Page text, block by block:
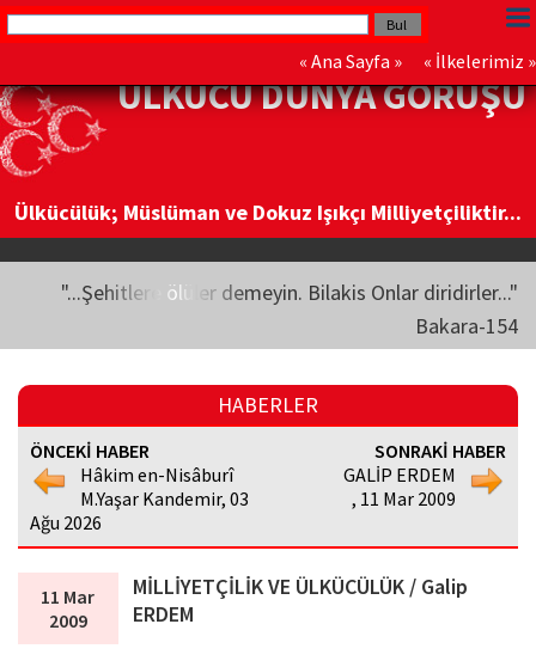
« Ana Sayfa » « İlkelerimiz »
ÜLKÜCÜ DÜNYA GÖRÜŞÜ
Ülkücülük; Müslüman ve Dokuz Işıkçı Milliyetçiliktir...
"...Şehitlere ölüler demeyin. Bilakis Onlar diridirler..."
Bakara-154
HABERLER
ÖNCEKİ HABER
Hâkim en-Nisâburî
M.Yaşar Kandemir, 03
Ağu 2026
SONRAKİ HABER
GALİP ERDEM
, 11 Mar 2009
11 Mar
2009
MİLLİYETÇİLİK VE ÜLKÜCÜLÜK / Galip
ERDEM